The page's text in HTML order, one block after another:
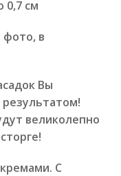
0,7 см
фото, в
Вы
великолепно
С